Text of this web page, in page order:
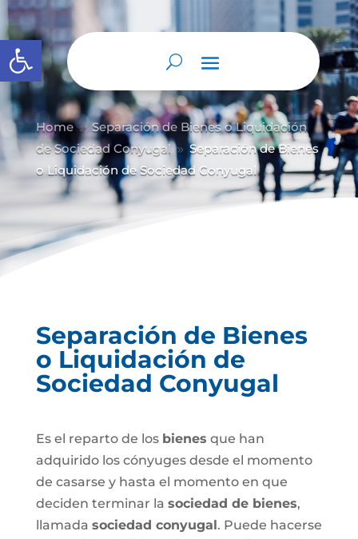
Abrir barra de herramientas
Home 9 Separación de Bienes o Liquidación
de Sociedad Conyugal 9 Separación de Bienes
o Liquidación de Sociedad Conyugal
Separación de Bienes
o Liquidación de
Sociedad Conyugal
Es el reparto de los bienes que han
adquirido los cónyuges desde el momento
de casarse y hasta el momento en que
deciden terminar la sociedad de bienes,
llamada sociedad conyugal. Puede hacerse